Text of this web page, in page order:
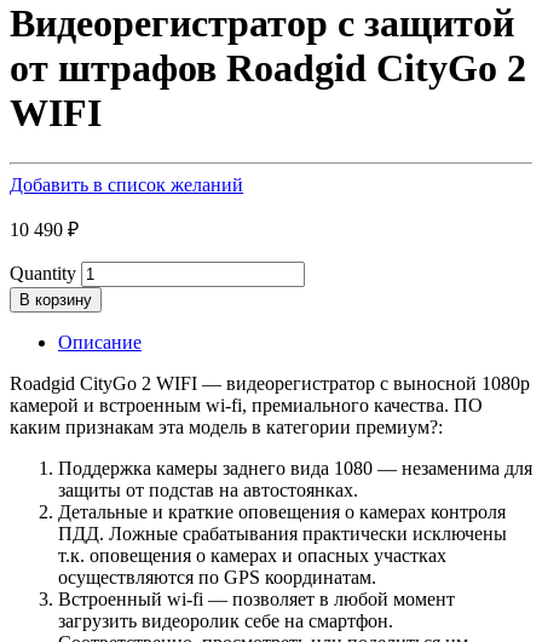
Видеорегистратор с защитой
от штрафов Roadgid CityGo 2
WIFI
Добавить в список желаний
10 490 ₽
Quantity
В корзину
Описание
Roadgid CityGo 2 WIFI — видеорегистратор с выносной 1080p
камерой и встроенным wi-fi, премиального качества. ПО
каким признакам эта модель в категории премиум?:
Поддержка камеры заднего вида 1080 — незаменима для
защиты от подстав на автостоянках.
Детальные и краткие оповещения о камерах контроля
ПДД. Ложные срабатывания практически исключены
т.к. оповещения о камерах и опасных участках
осуществляются по GPS координатам.
Встроенный wi-fi — позволяет в любой момент
загрузить видеоролик себе на смартфон.